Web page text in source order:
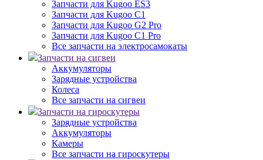
Запчасти для Kugoo ES3
Запчасти для Kugoo C1
Запчасти для Kugoo G2 Pro
Запчасти для Kugoo C1 Pro
Все запчасти на электросамокаты
Запчасти на сигвеи
Аккумуляторы
Зарядные устройства
Колеса
Все запчасти на сигвеи
Запчасти на гироскутеры
Зарядные устройства
Аккумуляторы
Камеры
Все запчасти на гироскутеры